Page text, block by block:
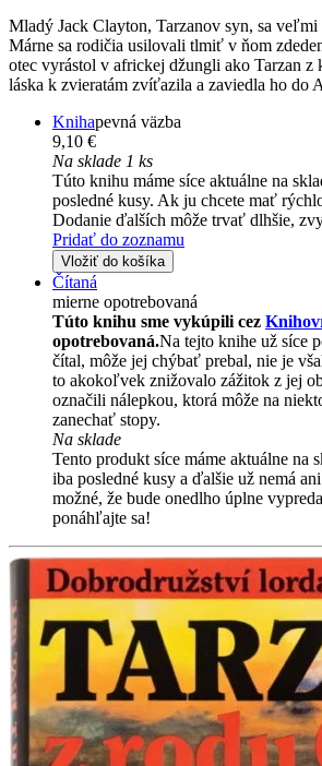
Mladý Jack Clayton, Tarzanov syn, sa veľmi
Márne sa rodičia usilovali tlmiť v ňom
otec vyrástol v africkej džungli ako Tarzan z
láska k zvieratám zvíťazila a zaviedla ho do
Knihapevná väzba
9,10 €
Na sklade 1 ks
Túto knihu máme síce aktuálne na
posledné kusy. Ak ju chcete mať
Dodanie ďalších môže trvať dlhšie,
Pridať do zoznamu
Vložiť do košíka
Čítaná
mierne opotrebovaná
Túto knihu sme vykúpili cez
opotrebovaná.Na tejto knihe už síce
čítal, môže jej chýbať prebal, nie je
to akokoľvek znižovalo zážitok z jej
označili nálepkou, ktorá môže na
zanechať stopy.
Na sklade
Tento produkt síce máme aktuálne na
iba posledné kusy a ďalšie už nemá
možné, že bude onedlho úplne
ponáhľajte sa!